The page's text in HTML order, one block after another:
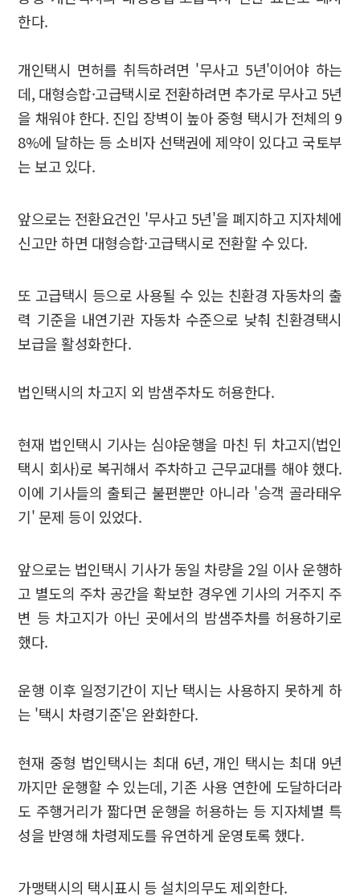
한다.
개인택시 면허를 취득하려면 '무사고 5년'이어야 하는
데, 대형승합·고급택시로 전환하려면 추가로 무사고 5년
을 채워야 한다. 진입 장벽이 높아 중형 택시가 전체의 9
8%에 달하는 등 소비자 선택권에 제약이 있다고 국토부
는 보고 있다.
앞으로는 전환요건인 '무사고 5년'을 폐지하고 지자체에
신고만 하면 대형승합·고급택시로 전환할 수 있다.
또 고급택시 등으로 사용될 수 있는 친환경 자동차의 출
력 기준을 내연기관 자동차 수준으로 낮춰 친환경택시
보급을 활성화한다.
법인택시의 차고지 외 밤샘주차도 허용한다.
현재 법인택시 기사는 심야운행을 마친 뒤 차고지(법인
택시 회사)로 복귀해서 주차하고 근무교대를 해야 했다.
이에 기사들의 출퇴근 불편뿐만 아니라 '승객 골라태우
기' 문제 등이 있었다.
앞으로는 법인택시 기사가 동일 차량을 2일 이사 운행하
고 별도의 주차 공간을 확보한 경우엔 기사의 거주지 주
변 등 차고지가 아닌 곳에서의 밤샘주차를 허용하기로
했다.
운행 이후 일정기간이 지난 택시는 사용하지 못하게 하
는 '택시 차령기준'은 완화한다.
현재 중형 법인택시는 최대 6년, 개인 택시는 최대 9년
까지만 운행할 수 있는데, 기존 사용 연한에 도달하더라
도 주행거리가 짧다면 운행을 허용하는 등 지자체별 특
성을 반영해 차령제도를 유연하게 운영토록 했다.
가맹택시의 택시표시 등 설치의무도 제외한다.